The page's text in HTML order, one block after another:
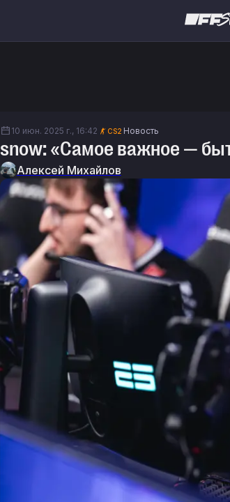
10 июн. 2025 г., 16:42 CS2 Новость
snow: «Самое важное —
Алексей Михайлов